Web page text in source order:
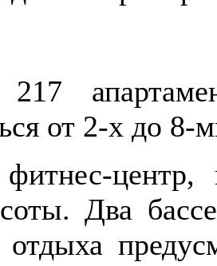
от 2-х до 8-
центр,
Два
отдыха